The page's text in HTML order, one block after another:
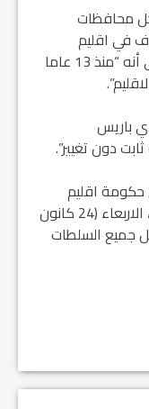
محافظات
في اقليم
كردستان الا احقاق العدالة”، مشيرا الى أنه “منذ 13 عاما
باريس
دون تغيير”.
حكومة اقليم
كردستان العراق نيجيرفان البارزاني اكد، الاربعاء (24 كانون
جميع السلطات